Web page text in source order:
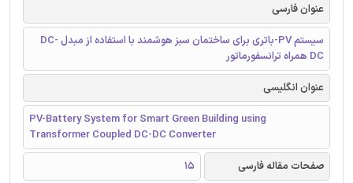
عنوان فارسی
سیستم PV-باتری برای ساختمان سبز هوشمند با استفاده از مبدل DC-
DC همراه ترانسفورماتور
عنوان انگلیسی
PV-Battery System for Smart Green Building using
Transformer Coupled DC-DC Converter
صفحات مقاله فارسی
15